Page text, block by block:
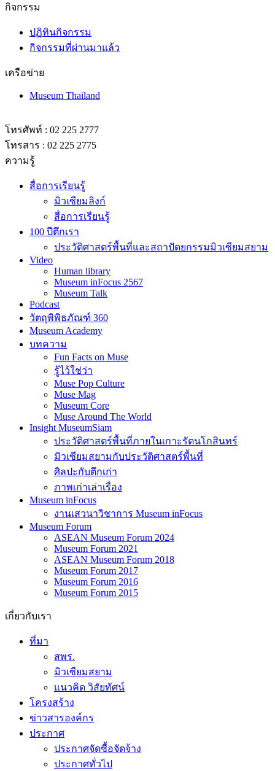
กิจกรรม
ปฏิทินกิจกรรม
กิจกรรมที่ผ่านมาแล้ว
เครือข่าย
Museum Thailand
โทรศัพท์ : 02 225 2777
โทรสาร : 02 225 2775
ความรู้
สื่อการเรียนรู้
มิวเซียมลิงก์
สื่อการเรียนรู้
100 ปีตึกเรา
ประวัติศาสตร์พื้นที่และสถาปัตยกรรมมิวเซียมสยาม
Video
Human library
Museum inFocus 2567
Museum Talk
Podcast
วัตถุพิพิธภัณฑ์ 360
Museum Academy
บทความ
Fun Facts on Muse
รู้ไว้ใช่ว่า
Muse Pop Culture
Muse Mag
Museum Core
Muse Around The World
Insight MuseumSiam
ประวัติศาสตร์พื้นที่ภายในเกาะรัตนโกสินทร์
มิวเซียมสยามกับประวัติศาสตร์พื้นที่
ศิลปะกับตึกเก่า
ภาพเก่าเล่าเรื่อง
Museum inFocus
งานเสวนาวิชาการ Museum inFocus
Museum Forum
ASEAN Museum Forum 2024
Museum Forum 2021
ASEAN Museum Forum 2018
Museum Forum 2017
Museum Forum 2016
Museum Forum 2015
เกี่ยวกับเรา
ที่มา
สพร.
มิวเซียมสยาม
แนวคิด วิสัยทัศน์
โครงสร้าง
ข่าวสารองค์กร
ประกาศ
ประกาศจัดซื้อจัดจ้าง
ประกาศทั่วไป